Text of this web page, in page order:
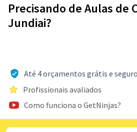
Precisando de Aulas de
Jundiai?
Até 4 orçamentos grátis e
Profissionais avaliados
Como funciona o GetNinjas?